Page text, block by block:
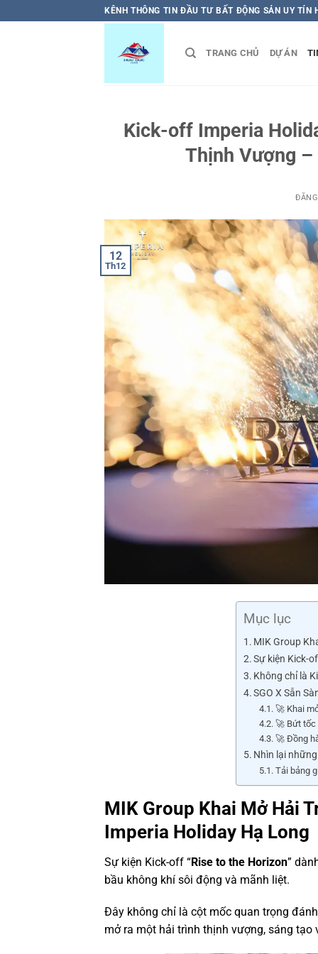
qua
KÊNH THÔNG TIN ĐẦU TƯ BẤT ĐỘNG SẢN UY TÍN
TRANG CHỦ DỰ ÁN
Kick-off Imperia
Thịnh Vượng –
12
Th12
Mục lục
MIK Group
Sự kiện Kick-
Không chỉ là
SGO X Sẵn
🚀 Khai
🚀 Bứt tốc
🚀 Đồng
Nhìn lại
Tải bảng
MIK Group Khai Mở Hải
Imperia Holiday Hạ Long
Sự kiện Kick-off “Rise to the Horizon”
bầu không khí sôi động và mãnh liệt.
Đây không chỉ là cột mốc quan trọng
mở ra một hải trình thịnh vượng, sáng